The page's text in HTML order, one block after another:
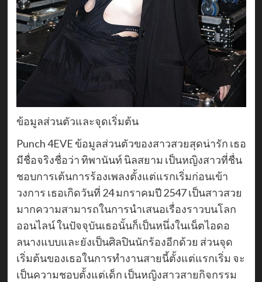
ข้อมูลส่วนตัวและจุดเริ่มต้น
Punch 4EVE ข้อมูลส่วนตัวของสาวสวยสุดน่ารัก เธอ
มีชื่อจริงชื่อว่า ทิพานันท์ นิลสยาม เป็นหญิงสาวที่ชื่น
ชอบการเต้นการร้องเพลงตั้งแต่แรกเริ่มก่อนเข้า
วงการ เธอเกิดวันที่ 24 มกราคมปี 2547 เป็นสาวสวย
มากความสามารถในการนำเสนอเรื่องราวบนโลก
ออนไลน์ ในปัจจุบันเธอนั้นก็เป็นหนึ่งในเน็ตไอดอ
ลนางแบบและยังเป็นศิลปินนักร้องอีกด้วย ส่วนจุด
เริ่มต้นของเธอในการทำงานสายนี้ตั้งแต่แรกเริ่ม จะ
เป็นความชอบตั้งแต่เด็ก เป็นหญิงสาวสายกิจกรรม